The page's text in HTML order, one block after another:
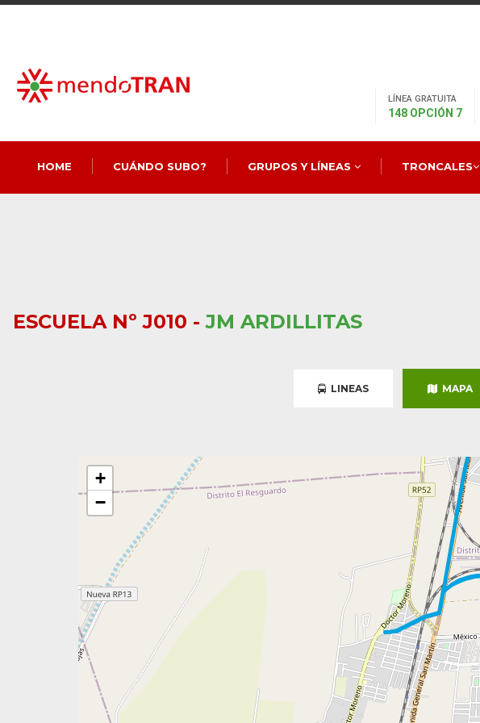
LÍNEA GRATUITA
148 OPCIÓN 7
HOME CUÁNDO SUBO? GRUPOS Y LÍNEAS TRONCALES
ESCUELA Nº J010 -JM ARDILLITAS
LINEAS MAPA
+
−